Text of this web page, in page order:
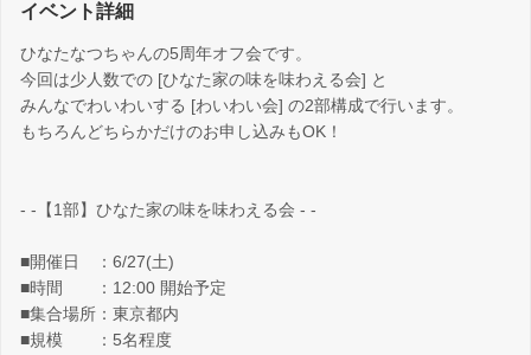
イベント詳細
ひなたなつちゃんの5周年オフ会です。
今回は少人数での [ひなた家の味を味わえる会] と
みんなでわいわいする [わいわい会] の2部構成で行います。
もちろんどちらかだけのお申し込みもOK！
- -【1部】ひなた家の味を味わえる会 - -
■開催日 ：6/27(土)
■時間 ：12:00 開始予定
■集合場所：東京都内
■規模 ：5名程度